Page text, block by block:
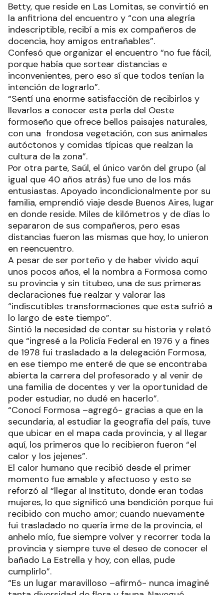
Betty, que reside en Las Lomitas, se convirtió en
la anfitriona del encuentro y “con una alegría
indescriptible, recibí a mis ex compañeros de
docencia, hoy amigos entrañables”.
Confesó que organizar el encuentro “no fue fácil,
porque había que sortear distancias e
inconvenientes, pero eso sí que todos tenían la
intención de lograrlo”.
“Sentí una enorme satisfacción de recibirlos y
llevarlos a conocer esta perla del Oeste
formoseño que ofrece bellos paisajes naturales,
con una frondosa vegetación, con sus animales
autóctonos y comidas típicas que realzan la
cultura de la zona”.
Por otra parte, Saúl, el único varón del grupo (al
igual que 40 años atrás) fue uno de los más
entusiastas. Apoyado incondicionalmente por su
familia, emprendió viaje desde Buenos Aires, lugar
en donde reside. Miles de kilómetros y de días lo
separaron de sus compañeros, pero esas
distancias fueron las mismas que hoy, lo unieron
en reencuentro.
A pesar de ser porteño y de haber vivido aquí
unos pocos años, el la nombra a Formosa como
su provincia y sin titubeo, una de sus primeras
declaraciones fue realzar y valorar las
“indiscutibles transformaciones que esta sufrió a
lo largo de este tiempo”.
Sintió la necesidad de contar su historia y relató
que “ingresé a la Policía Federal en 1976 y a fines
de 1978 fui trasladado a la delegación Formosa,
en ese tiempo me enteré de que se encontraba
abierta la carrera del profesorado y al venir de
una familia de docentes y ver la oportunidad de
poder estudiar, no dudé en hacerlo”.
“Conocí Formosa –agregó- gracias a que en la
secundaria, al estudiar la geografía del país, tuve
que ubicar en el mapa cada provincia, y al llegar
aquí, los primeros que lo recibieron fueron “el
calor y los jejenes”.
El calor humano que recibió desde el primer
momento fue amable y afectuoso y esto se
reforzó al “llegar al Instituto, donde eran todas
mujeres, lo que significó una bendición porque fui
recibido con mucho amor; cuando nuevamente
fui trasladado no quería irme de la provincia, el
anhelo mío, fue siempre volver y recorrer toda la
provincia y siempre tuve el deseo de conocer el
bañado La Estrella y hoy, con ellas, pude
cumplirlo”.
“Es un lugar maravilloso –afirmó- nunca imaginé